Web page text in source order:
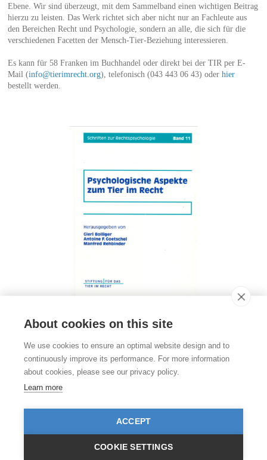
Ebene. Wir sind überzeugt, mit dem Sammelband einen wichtigen Beitrag
hierzu zu leisten. Das Werk richtet sich aber nicht nur an Fachleute aus
den Bereichen Recht und Psychologie, sondern an alle, die sich für die
verschiedenen Facetten der Mensch-Tier-Beziehung interessieren.
Es kann für 58 Franken im Buchhandel oder direkt bei der TIR per E-
Mail (info@tierimrecht.org), telefonisch (043 443 06 43) oder hier
bestellt werden.
Stiftung für das Tier im Recht (TIR)
Rigistrasse 9
CH - 8006 Zürich
info@tierimrecht.org
Ihre Spende kann von den Steuern abgezogen werden.
IBAN: CH17 0900 0000 8770 0700 7, PostFinance CHF
About cookies on this site
We use cookies to ensure an optimal website design and to
continuously improve its performance. For more information
about cookies, please see our privacy policy.
Learn more
ACCEPT
COOKIE SETTINGS